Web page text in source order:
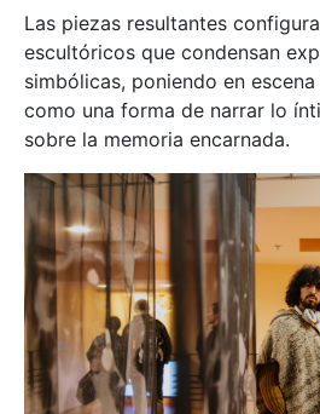
Las piezas resultantes
escultóricos que condensan
simbólicas, poniendo en
como una forma de narrar lo
sobre la memoria encarnada.